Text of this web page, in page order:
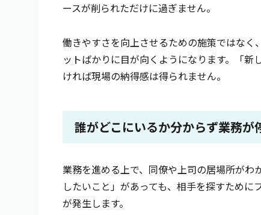
ースが削られただけに過ぎません。
働きやすさを向上させるための施策ではな
ットばかりに目が向くようになります。「
ければ現場の納得感は得られません。
誰がどこにいるか分からず業務が
業務を進める上で、同僚や上司の居場所が
したいこと」があっても、相手を探すため
が発生します。